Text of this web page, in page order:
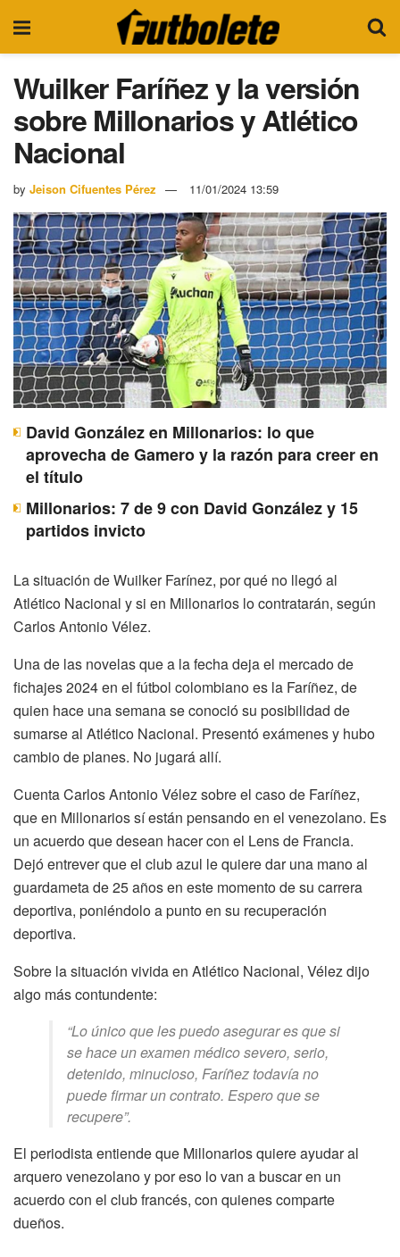
Wuilker Faríñez y la versión
sobre Millonarios y Atlético
Nacional
by Jeison Cifuentes Pérez 11/01/2024 13:59
David González en Millonarios: lo que
aprovecha de Gamero y la razón para creer en
el título
Millonarios: 7 de 9 con David González y 15
partidos invicto
La situación de Wuilker Farínez, por qué no llegó al
Atlético Nacional y si en Millonarios lo contratarán, según
Carlos Antonio Vélez.
Una de las novelas que a la fecha deja el mercado de
fichajes 2024 en el fútbol colombiano es la Faríñez, de
quien hace una semana se conoció su posibilidad de
sumarse al Atlético Nacional. Presentó exámenes y hubo
cambio de planes. No jugará allí.
Cuenta Carlos Antonio Vélez sobre el caso de Faríñez,
que en Millonarios sí están pensando en el venezolano. Es
un acuerdo que desean hacer con el Lens de Francia.
Dejó entrever que el club azul le quiere dar una mano al
guardameta de 25 años en este momento de su carrera
deportiva, poniéndolo a punto en su recuperación
deportiva.
Sobre la situación vivida en Atlético Nacional, Vélez dijo
algo más contundente:
“Lo único que les puedo asegurar es que si
se hace un examen médico severo, serio,
detenido, minucioso, Faríñez todavía no
puede firmar un contrato. Espero que se
recupere”.
El periodista entiende que Millonarios quiere ayudar al
arquero venezolano y por eso lo van a buscar en un
acuerdo con el club francés, con quienes comparte
dueños.